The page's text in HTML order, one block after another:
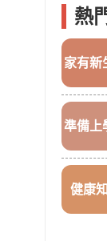
熱
家有新
準備上
健康